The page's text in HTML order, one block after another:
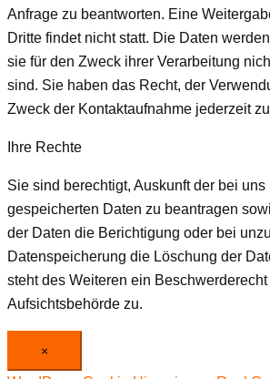
Anfrage zu beantworten. Eine
Dritte findet nicht statt. Die Daten
sie für den Zweck ihrer Verarbeitung
sind. Sie haben das Recht, der
Zweck der Kontaktaufnahme jederzeit
Ihre Rechte
Sie sind berechtigt, Auskunft der bei uns
gespeicherten Daten zu beantragen
der Daten die Berichtigung oder bei
Datenspeicherung die Löschung der
steht des Weiteren ein
Aufsichtsbehörde zu.
×